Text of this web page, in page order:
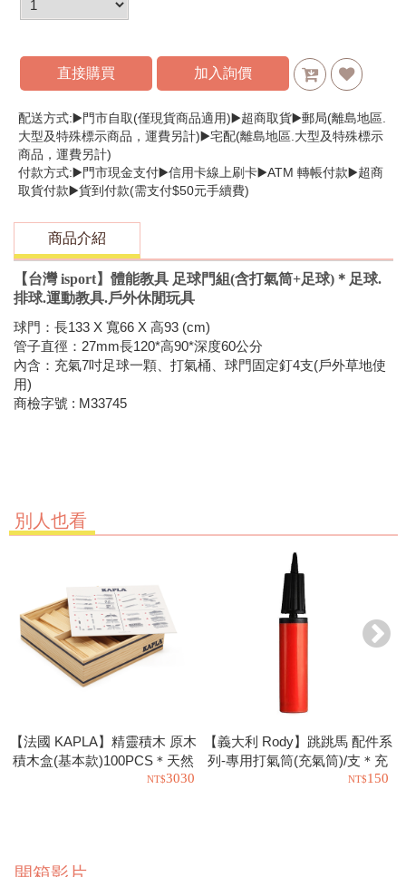
直接購買 加入詢價
配送方式:▶️門市自取(僅現貨商品適用)▶️超商取貨▶️郵局(離島地區.
大型及特殊標示商品，運費另計)▶️宅配(離島地區.大型及特殊標示
商品，運費另計)
付款方式:▶️門市現金支付▶️信用卡線上刷卡▶️ATM 轉帳付款▶️超商
取貨付款▶️貨到付款(需支付$50元手續費)
商品介紹
【台灣 isport】體能教具 足球門組(含打氣筒+足球)＊足球.
排球.運動教具.戶外休閒玩具
球門：長133 X 寬66 X 高93 (cm)
管子直徑：27mm長120*高90*深度60公分
內含：充氣7吋足球一顆、打氣桶、球門固定釘4支(戶外草地使
用)
商檢字號 : M33745
別人也看
【法國 KAPLA】精靈積木 原木
積木盒(基本款)100PCS＊天然
松木益智操作幼教積木3030
【義大利 Rody】跳跳馬 配件系
列-專用打氣筒(充氣筒)/支＊充
氣工具.充氣球.玩具也可以使用
150